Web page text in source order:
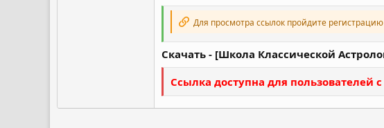
Для просмотра ссылок пройдите регистрацию
Скачать - [Школа Классической
Ссылка доступна для пользователей